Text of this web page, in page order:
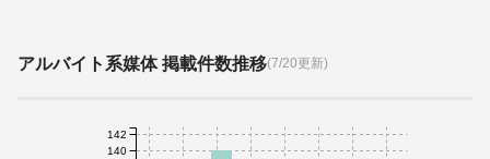
アルバイト系媒体 掲載件数推移(7/20更新)
140
142